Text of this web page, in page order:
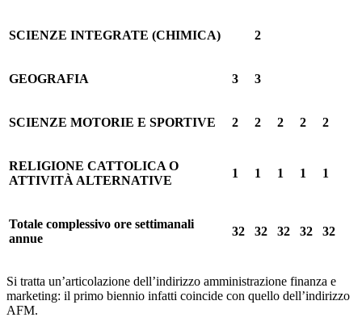
SCIENZE INTEGRATE (CHIMICA) 2
GEOGRAFIA 3 3
SCIENZE MOTORIE E SPORTIVE 2 2 2 2 2
RELIGIONE CATTOLICA O
ATTIVITÀ ALTERNATIVE
1 1 1 1 1
Totale complessivo ore settimanali
annue
32 32 32 32 32
Si tratta un’articolazione dell’indirizzo amministrazione finanza e
marketing: il primo biennio infatti coincide con quello dell’indirizzo
AFM.